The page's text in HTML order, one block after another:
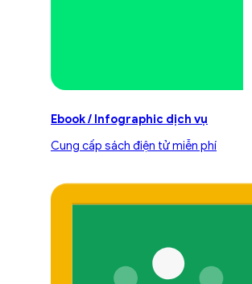
Ebook / Infographic dịch vụ
Cung cấp sách điện tử miễn phí